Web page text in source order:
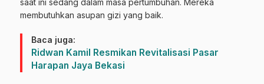
saat ini sedang dalam masa pertumbuhan. Mereka
membutuhkan asupan gizi yang baik.
Baca juga:
Ridwan Kamil Resmikan Revitalisasi Pasar
Harapan Jaya Bekasi